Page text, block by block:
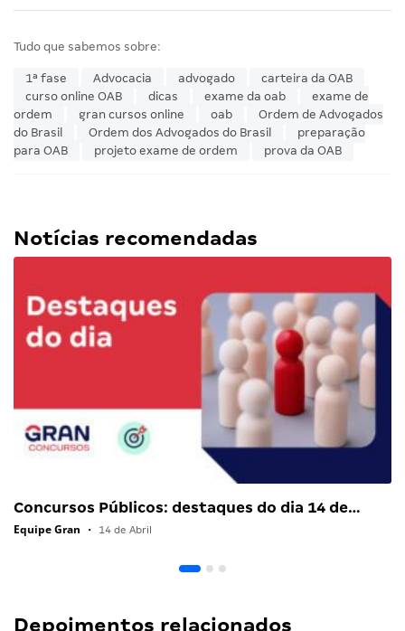
Tudo que sabemos sobre:
1ª fase Advocacia advogado
carteira da OAB
curso online OAB
dicas exame da oab
exame de
ordem
gran cursos online oab
Ordem de Advogados
do Brasil
Ordem dos Advogados do Brasil
preparação
para OAB
projeto exame de ordem prova da OAB
Notícias recomendadas
Concursos Públicos: destaques do dia 14 de…
Equipe Gran • 14 de Abril
Depoimentos relacionados